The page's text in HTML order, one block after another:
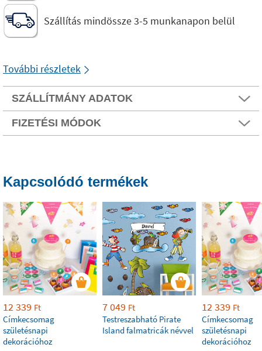
Szállítás mindössze 3-5 munkanapon belül
További részletek
SZÁLLÍTMÁNY ADATOK
FIZETÉSI MÓDOK
Kapcsolódó termékek
12 339 Ft
Címkecsomag
születésnapi
dekorációhoz
7 049 Ft
Testreszabható Pirate
Island falmatricák névvel
12 339 Ft
Címkecsomag
születésnapi
dekorációhoz